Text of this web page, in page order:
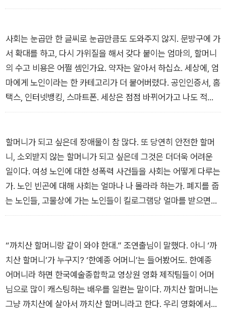
머니들」
사회는 눈곱만 한 글씨로 눈곱만큼도 도와주지 않지. 문방구에 가
서 확대를 하고, 다시 가위질을 해서 갖다 붙이는 엄마의, 할머니
의 수고 비용은 어쩔 셈인가요. 약자는 알아서 하십쇼. 세상에, 엄
마에게 노인이라는 한 카테고리가 더 붙어버렸다. 공인인증서, 홈
택스, 인터넷뱅킹, 스마트폰. 세상은 점점 바뀌어가고 나도 적응
이 힘들다. 그럴 때면 나는 세상 욕을 확 해버리지만 엄마는 자신
되어가는 자신을 탓한다. _「엄마가 할머니가 되어가고 있다」
할머니가 되고 싶은데 장애물이 참 많다. 또 당연히 안전한 할머
니, 소외받지 않는 할머니가 되고 싶은데 그것은 더더욱 어려운
일이다. 여성 노인에 대한 성폭력 사건들을 사회는 어떻게 다루는
가. 노인 빈곤에 대해 사회는 얼마나 나 몰라라 하는가. 폐지를 줍
는 노인들, 고물상에 가는 노인들이 킬로그램당 얼마를 받으면서
살아가고 있는가. 내가 꿈꾸는 것은 그냥 할머니가 아니었나 보
혜택을 받아 빈곤에서 벗어날 수 있는 할머니를 꿈꾼다. _「내 꿈
은 무사히 할머니가 될 수 있을까」
“까치산 할머니랑 같이 와야 한대.” 조연출님이 말했다. 아니 ‘까
치산 할머니’가 누구지? ‘한예종 어머니’는 들어봤어도. 한예종
어머니라 하면 한국예술종합학교 영상원 영화 제작팀들이 어머
님으로 많이 캐스팅하는 배우를 일컫는 말이다. 까치산 할머니는
그냥 까치산에 살아서 까치산 할머니라고 한다. 우리 영화에서는